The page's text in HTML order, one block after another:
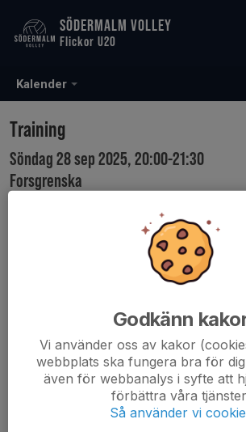
Kalender
SÖDERMALM VOLLEY
Flickor U20
Training
Söndag 28 sep 2025, 20:00-21:30
Forsgrenska
Godkänn
Vi använder oss av kakor
webbplats ska fungera bra för
även för webbanalys i syfte att
förbättra våra
Så använder vi